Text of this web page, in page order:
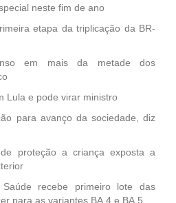
neste fim de ano
etapa da triplicação da BR-
em mais da metade dos
Lula e pode virar ministro
para avanço da sociedade, diz
proteção a criança exposta a
recebe primeiro lote das
para as variantes BA.4 e BA.5